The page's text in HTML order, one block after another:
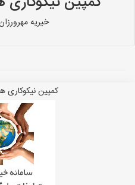
خیریه
کمپین نیکوکاری